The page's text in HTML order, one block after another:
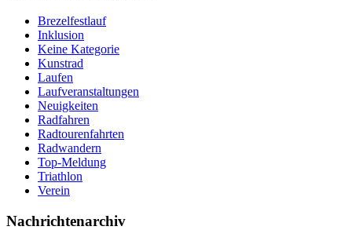
Brezelfestlauf
Inklusion
Keine Kategorie
Kunstrad
Laufen
Laufveranstaltungen
Neuigkeiten
Radfahren
Radtourenfahrten
Radwandern
Top-Meldung
Triathlon
Verein
Nachrichtenarchiv